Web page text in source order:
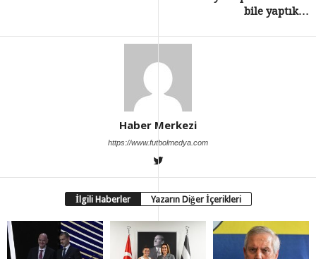
bile yaptık…
Haber Merkezi
https://www.futbolmedya.com
İlgili Haberler Yazarın Diğer İçerikleri